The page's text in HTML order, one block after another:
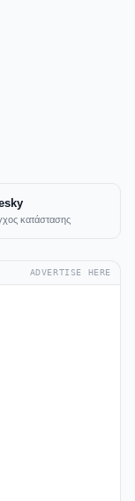
κατάστασης
ADVERTISE HERE